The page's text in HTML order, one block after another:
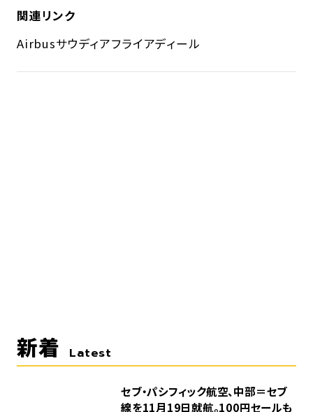
関連リンク
Airbusサウディアフライアディール
新着 Latest
セブ・パシフィック航空、中部＝セブ
線を11月19日就航。100円セールも